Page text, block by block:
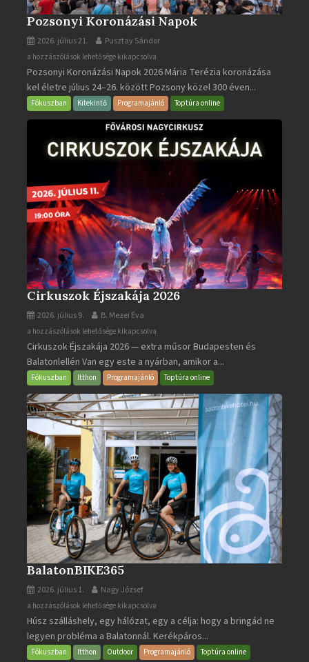
Pozsonyi Koronázási Napok
2026. július 21. Pusztay Sándor
Pozsonyi
Koronázási
Napok
bejegyzéshez
a hozzászólások lehetősége kikapcsolva
Pozsonyi Koronázási Napok 2026 Mária Terézia koronázása
kel életre július 24–26. között Pozsony közel 300 éven...
Fókuszban Kitekintő Programajánló Toptúra online
Cirkuszok Éjszakája 2026
2026. július 9. B. Mezei Éva
Cirkuszok
Éjszakája
2026
bejegyzéshez
a hozzászólások lehetősége kikapcsolva
Cirkuszok Éjszakája 2026 — extra műsor Budapesten és
Balatonlellén Van egy este a nyárban, amikor a...
Fókuszban Itthon Programajánló Toptúra online
BalatonBIKE365
2026. július 1. Nagy József
BalatonBIKE365
bejegyzéshez
a hozzászólások lehetősége kikapcsolva
Húsz szálláshely, egy hálózat, egy a célja: hogy a bringád ne
legyen probléma a Balatonnál. Kerékpáros...
Fókuszban Itthon Outdoor Programajánló Toptúra online